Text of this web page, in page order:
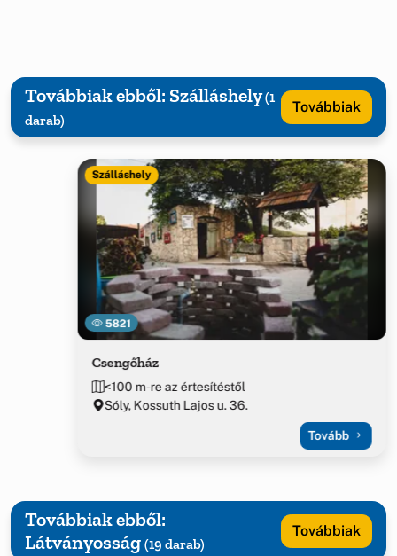
Továbbiak ebből: Szálláshely(1
darab)
Továbbiak
5821
Szálláshely
Csengőház
<100 m-re az értesítéstől
Sóly, Kossuth Lajos u. 36.
Tovább
Továbbiak ebből:
Látványosság (19 darab)
Továbbiak